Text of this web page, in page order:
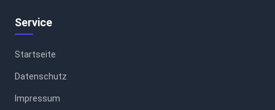
Service
Startseite
Datenschutz
Impressum